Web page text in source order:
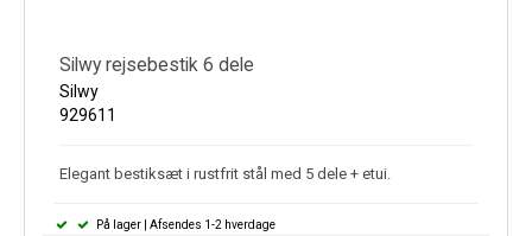
Silwy rejsebestik 6 dele
Silwy
929611
Elegant bestiksæt i rustfrit stål med 5 dele + etui.
På lager | Afsendes 1-2 hverdage